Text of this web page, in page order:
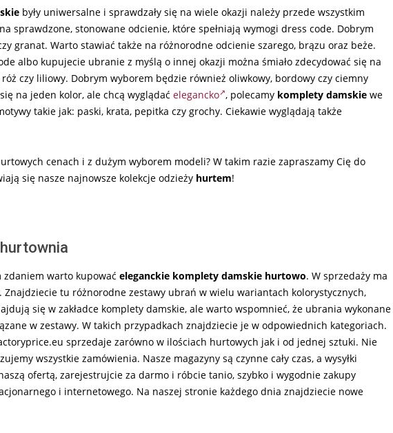
były uniwersalne i sprawdzały się na wiele okazji należy przede wszystkim
sprawdzone, stonowane odcienie, które spełniają wymogi dress code. Dobrym
granat. Warto stawiać także na różnorodne odcienie szarego, brązu oraz beże.
albo kupujecie ubranie z myślą o innej okazji można śmiało zdecydować się na
czy liliowy. Dobrym wyborem będzie również oliwkowy, bordowy czy ciemny
na jeden kolor, ale chcą wyglądać elegancko , polecamy komplety damskie we
takie jak: paski, krata, pepitka czy grochy. Ciekawie wyglądają także
cenach i z dużym wyborem modeli? W takim razie zapraszamy Cię do
się nasze najnowsze kolekcje odzieży hurtem!
warto kupować eleganckie komplety damskie hurtowo. W sprzedaży ma
tu różnorodne zestawy ubrań w wielu wariantach kolorystycznych,
się w zakładce komplety damskie, ale warto wspomnieć, że ubrania wykonane
w zestawy. W takich przypadkach znajdziecie je w odpowiednich kategoriach.
sprzedaje zarówno w ilościach hurtowych jak i od jednej sztuki. Nie
wszystkie zamówienia. Nasze magazyny są czynne cały czas, a wysyłki
ofertą, zarejestrujcie za darmo i róbcie tanio, szybko i wygodnie zakupy
i internetowego. Na naszej stronie każdego dnia znajdziecie nowe